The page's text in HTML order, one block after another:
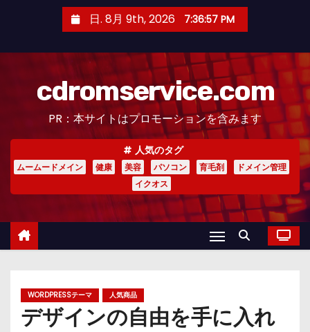
日. 8月 9th, 2026 7:36:58 PM
cdromservice.com
PR：本サイトはプロモーションを含みます
人気のタグ
ムームードメイン 健康 美容 パソコン 育毛剤
ドメイン管理
イクオス
WORDPRESSテーマ 人気商品
デザインの自由を手に入れ